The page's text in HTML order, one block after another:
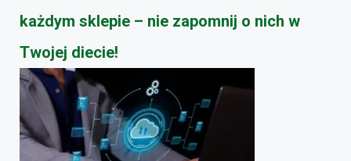
każdym sklepie – nie zapomnij o nich w
Twojej diecie!